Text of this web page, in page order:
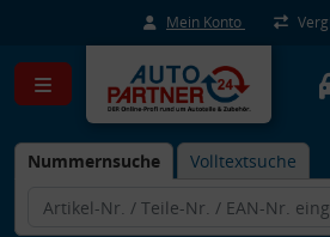
Mein Konto
Nummernsuche Volltextsuche